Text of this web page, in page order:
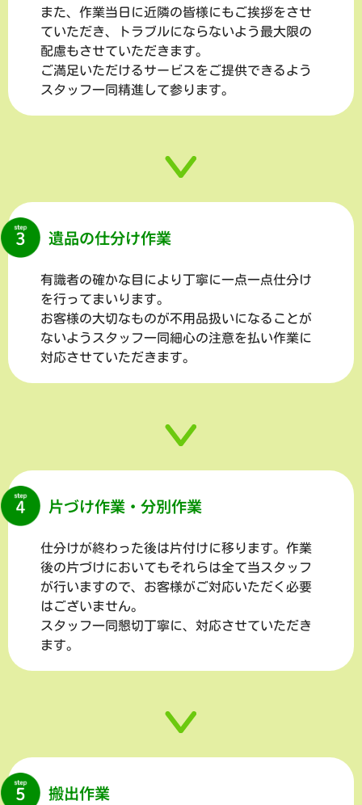
また、作業当日に近隣の皆様にもご挨拶をさせ
ていただき、トラブルにならないよう最大限の
配慮もさせていただきます。
ご満足いただけるサービスをご提供できるよう
スタッフ一同精進して参ります。
遺品の仕分け作業
有識者の確かな目により丁寧に一点一点仕分け
を行ってまいります。
お客様の大切なものが不用品扱いになることが
ないようスタッフ一同細心の注意を払い作業に
対応させていただきます。
片づけ作業・分別作業
仕分けが終わった後は片付けに移ります。作業
後の片づけにおいてもそれらは全て当スタッフ
が行いますので、お客様がご対応いただく必要
はございません。
スタッフ一同懇切丁寧に、対応させていただき
ます。
搬出作業